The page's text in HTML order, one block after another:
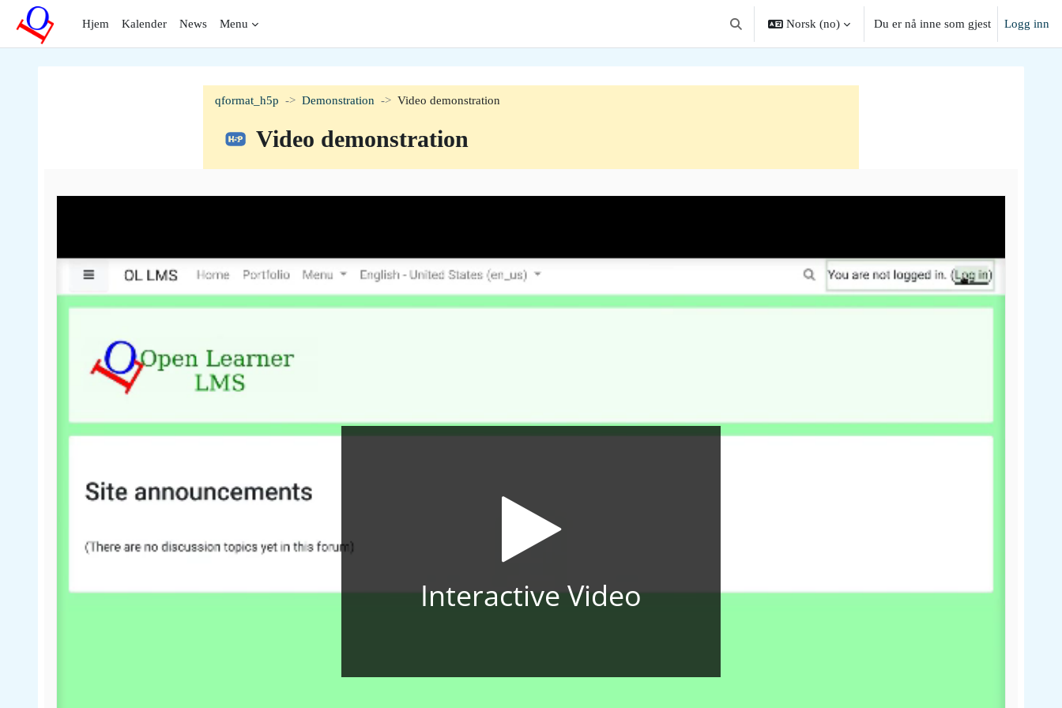
Gå til hovedinnhold
Hjem
Kalender News Menu
Veksle inndata for søk
Norsk ‎(no)‎ Du er nå inne som gjest Logg inn
qformat_h5p Demonstration Video demonstration
Video demonstration